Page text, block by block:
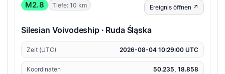
M2.8 Tiefe: 10 km Ereignis öffnen ↗
Silesian Voivodeship · Ruda Śląska
Zeit (UTC) 2026-08-04 10:29:00 UTC
Koordinaten 50.235, 18.858